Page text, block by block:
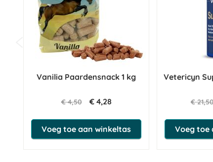
Vanilia Paardensnack 1 kg
€ 4,50 € 4,28
Voeg toe aan winkeltas
Vetericyn
€
Voeg toe